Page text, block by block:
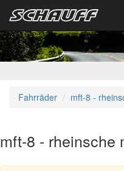
Fahrräder mft-8 -
mft-8 - rheinsche